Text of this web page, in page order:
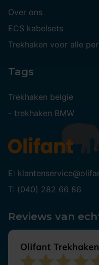
Over ons
ECS kabelsets
Trekhaken voor alle
Tags
Trekhaken belgie
- trekhaken BMW
E:
T: (040) 282 66 86
Reviews van